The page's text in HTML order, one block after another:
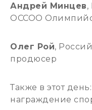
Андрей Минцев,
ОССОО
Олег Рой,
продюсер
Также в этот
награждение